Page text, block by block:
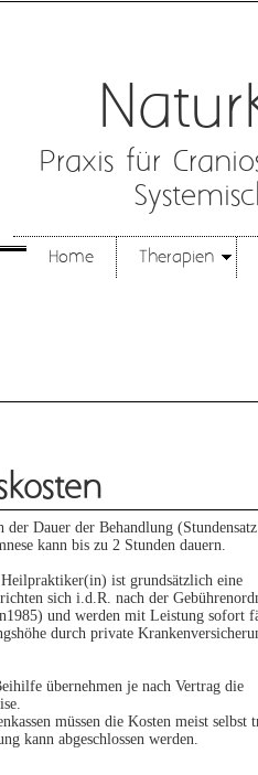
Praxis für
Home Therapien
Dauer der Behandlung
kann bis zu 2 Stunden dauern.
ist grundsätzlich eine
sich i.d.R. nach der
und werden mit Leistung sofort
durch private
übernehmen je nach Vertrag die
müssen die Kosten meist selbst
kann abgeschlossen werden.